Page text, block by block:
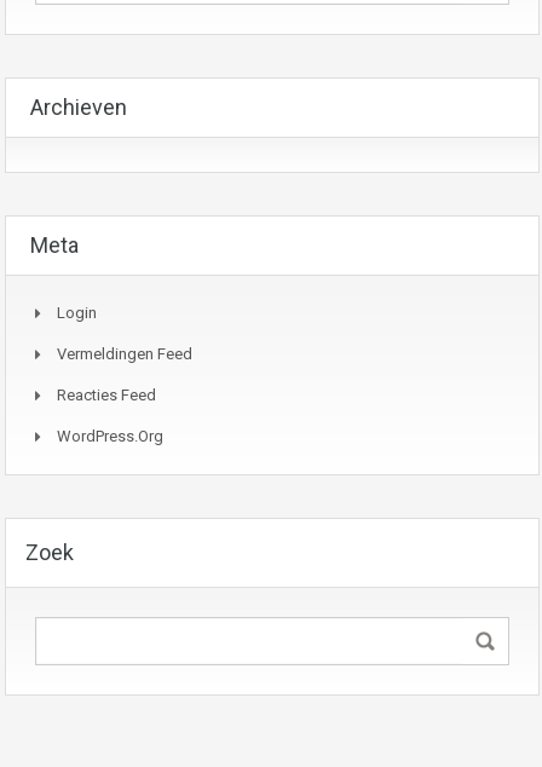
Archieven
Meta
Login
Vermeldingen Feed
Reacties Feed
WordPress.org
Zoek